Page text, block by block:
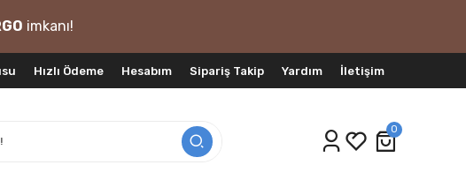
imkanı!
Hızlı Ödeme Hesabım Sipariş Takip Yardım İletişim
0